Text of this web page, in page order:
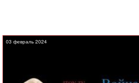
03 февраль 2024